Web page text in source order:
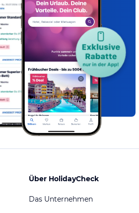
Über HolidayCheck
Das Unternehmen